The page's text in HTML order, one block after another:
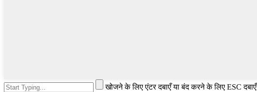
खोजने के लिए एंटर दबाएँ या बंद करने के लिए ESC दबाएँ